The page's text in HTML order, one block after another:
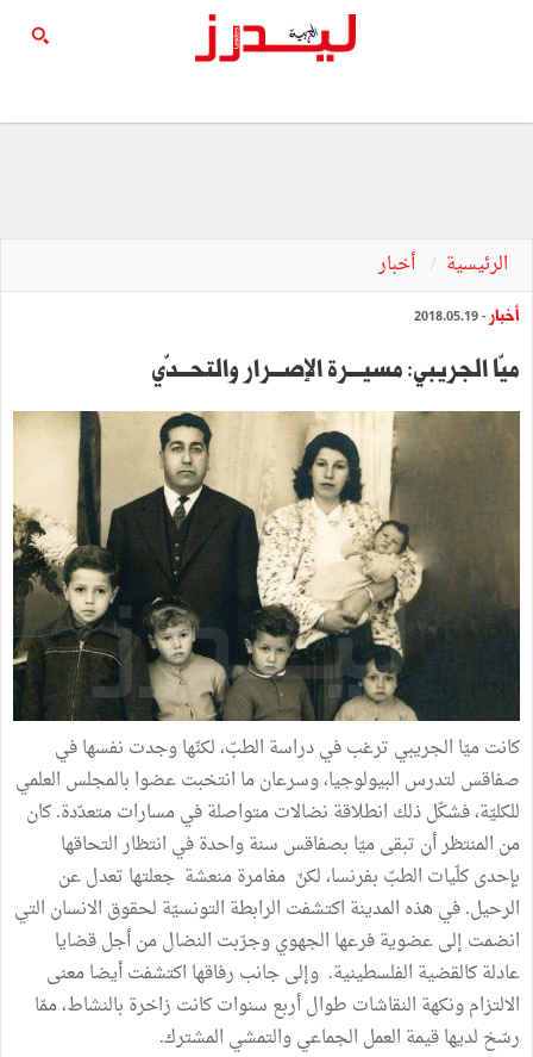
الرئيسية أخبار
أخبار - 2018.05.19
ميّا الجريبي: مسيــــرة الإصـــرار والتحـــدّي
كانت ميّا الجريبي ترغب في دراسة الطبّ، لكنّها وجدت نفسها في
صفاقس لتدرس البيولوجيا، وسرعان ما انتخبت عضوا بالمجلس العلمي
للكليّة، فشكّل ذلك انطلاقة نضالات متواصلة في مسارات متعدّدة. كان
من المنتظر أن تبقى ميّا بصفاقس سنة واحدة في انتظار التحاقها
بإحدى كلّيات الطبّ بفرنسا، لكنّ مغامرة منعشة جعلتها تعدل عن
الرحيل. في هذه المدينة اكتشفت الرابطة التونسيّة لحقوق الانسان التي
انضمت إلى عضوية فرعها الجهوي وجرّبت النضال من أجل قضايا
عادلة كالقضية الفلسطينية. وإلى جانب رفاقها اكتشفت أيضا معنى
الالتزام ونكهة النقاشات طوال أربع سنوات كانت زاخرة بالنشاط، ممّا
رسّخ لديها قيمة العمل الجماعي والتمشي المشترك.